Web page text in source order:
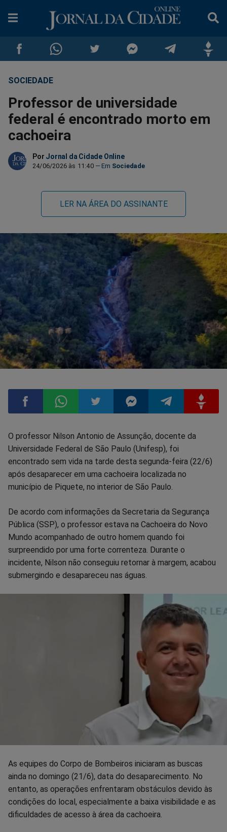
Compartilhar
no
Facebook
Compartilhar
no
Whatsapp
no
no
no
SOCIEDADE
Professor de universidade
federal é encontrado morto em
cachoeira
Por Jornal da Cidade Online
24/06/2026 às 11:40 Sociedade
LER NA ÁREA DO ASSINANTE
Compartilhar
no
Facebook
Compartilhar
no
Whatsapp
Compartilhar
no
Twitter
Compartilhar
no
Messenger
Compartilhar
no
Telegram
no
O professor Nilson Antonio de Assunção, docente da
Universidade Federal de São Paulo (Unifesp), foi
encontrado sem vida na tarde desta segunda-feira (22/6)
após desaparecer em uma cachoeira localizada no
município de Piquete, no interior de São Paulo.
De acordo com informações da Secretaria da Segurança
Pública (SSP), o professor estava na Cachoeira do Novo
Mundo acompanhado de outro homem quando foi
surpreendido por uma forte correnteza. Durante o
incidente, Nilson não conseguiu retornar à margem, acabou
submergindo e desapareceu nas águas.
As equipes do Corpo de Bombeiros iniciaram as buscas
ainda no domingo (21/6), data do desaparecimento. No
entanto, as operações enfrentaram obstáculos devido às
condições do local, especialmente a baixa visibilidade e as
dificuldades de acesso à área da cachoeira.